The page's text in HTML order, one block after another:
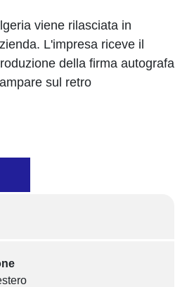
viene rilasciata in
L'impresa riceve il
della firma autografa
sul retro